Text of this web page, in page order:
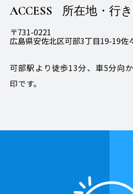
ACCESS 所在地・行
〒731-0221
広島県安佐北区可部3丁目19-19佐
可部駅より徒歩13分、車5分向
印です。